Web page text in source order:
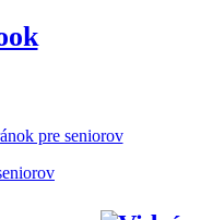
pre seniorov